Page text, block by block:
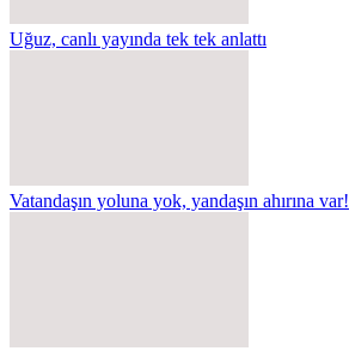
Uğuz, canlı yayında tek tek anlattı
Vatandaşın yoluna yok, yandaşın ahırına var!